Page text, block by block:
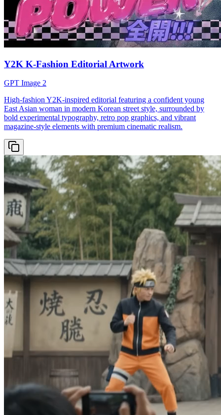
Y2K K-Fashion Editorial Artwork
GPT Image 2
High-fashion Y2K-inspired editorial featuring a confident young
East Asian woman in modern Korean street style, surrounded by
bold experimental typography, retro pop graphics, and vibrant
magazine-style elements with premium cinematic realism.